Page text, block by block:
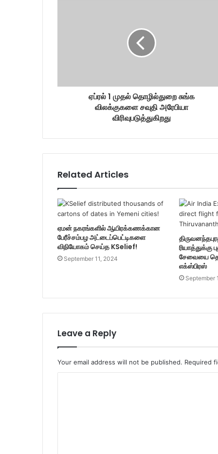
r
ஏப்ரல் 1 முதல் தொழில்துறை சுங்க
விலக்குகளை சவுதி அரேபியா
விரிவுபடுத்துகிறது
Related Articles
ஏமன் நகரங்களில் ஆயிரக்கணக்கான
பேரீச்சம்பழ அட்டைப்பெட்டிகளை
விநியோகம் செய்த KSelief!
September 11, 2024
ரியாத்துக்கு
சேவையை
எக்ஸ்பிரஸ்
September
Leave a Reply
Your email address will not be published. Required